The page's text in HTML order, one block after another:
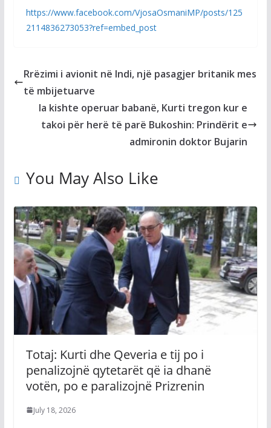
https://www.facebook.com/VjosaOsmaniMP/posts/125
2114836273053?ref=embed_post
Rrëzimi i avionit në Indi, një pasagjer britanik mes
të mbijetuarve
Ia kishte operuar babanë, Kurti tregon kur e
takoi për herë të parë Bukoshin: Prindërit e
admironin doktor Bujarin
You May Also Like
Totaj: Kurti dhe Qeveria e tij po i
penalizojnë qytetarët që ia dhanë
votën, po e paralizojnë Prizrenin
July 18, 2026